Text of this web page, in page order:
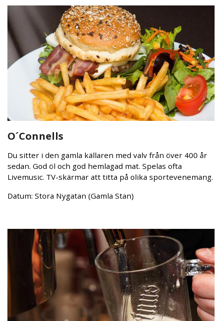
O´Connells
Du sitter i den gamla källaren med valv från över 400 år
sedan. God öl och god hemlagad mat. Spelas ofta
Livemusic. TV-skärmar att titta på olika sportevenemang.
Datum: Stora Nygatan (Gamla Stan)